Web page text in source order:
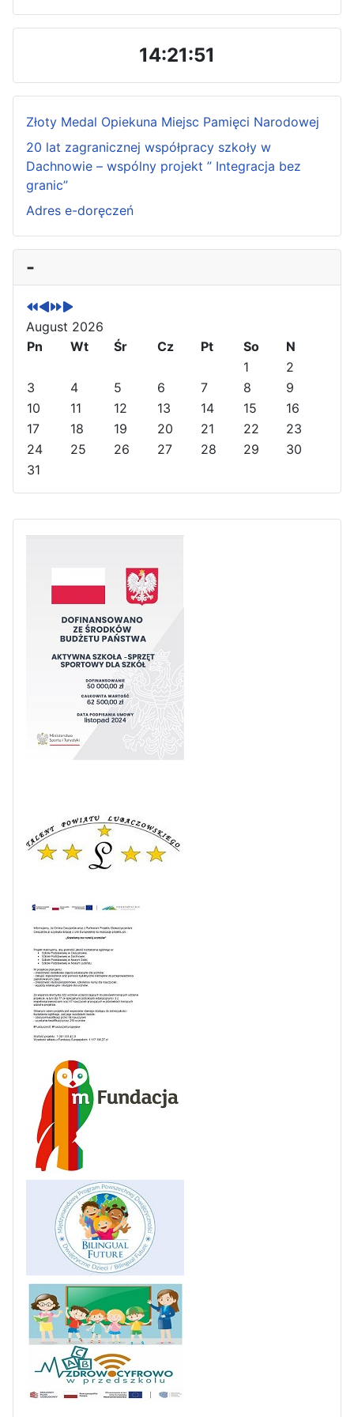
14:21:53
Złoty Medal Opiekuna Miejsc Pamięci Narodowej
20 lat zagranicznej współpracy szkoły w
Dachnowie – wspólny projekt ” Integracja bez
granic”
Adres e-doręczeń
-
P
r
e
v
i
o
s
Y
e
a
P
e
v
i
o
M
o
n
h
N
x
t
Y
N
x
t
M
August 2026
Pn
Wt Śr Cz Pt So
N
1
2
3
4 5 6 7 8
9
10
11 12 13 14 15
16
17
18 19 20 21 22
23
24
25 26 27 28 29
30
31